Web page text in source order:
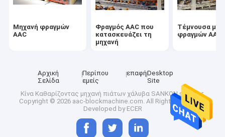
Μηχανή φραγμών
AAC
Φραγμός AAC που
κατασκευάζει τη
μηχανή
Τέμνουσα
φραγμών AAC
Αρχική
Σελίδα
Περίπου
εμείς
επαφήDesktop
Site
Κίνα Καθαρίζοντας μηχανή πιάτων χάλυβα SANKON supplier.
Copyright © 2026 aac-blockmachine.com. All Rights Reserved.
Developed by ECER